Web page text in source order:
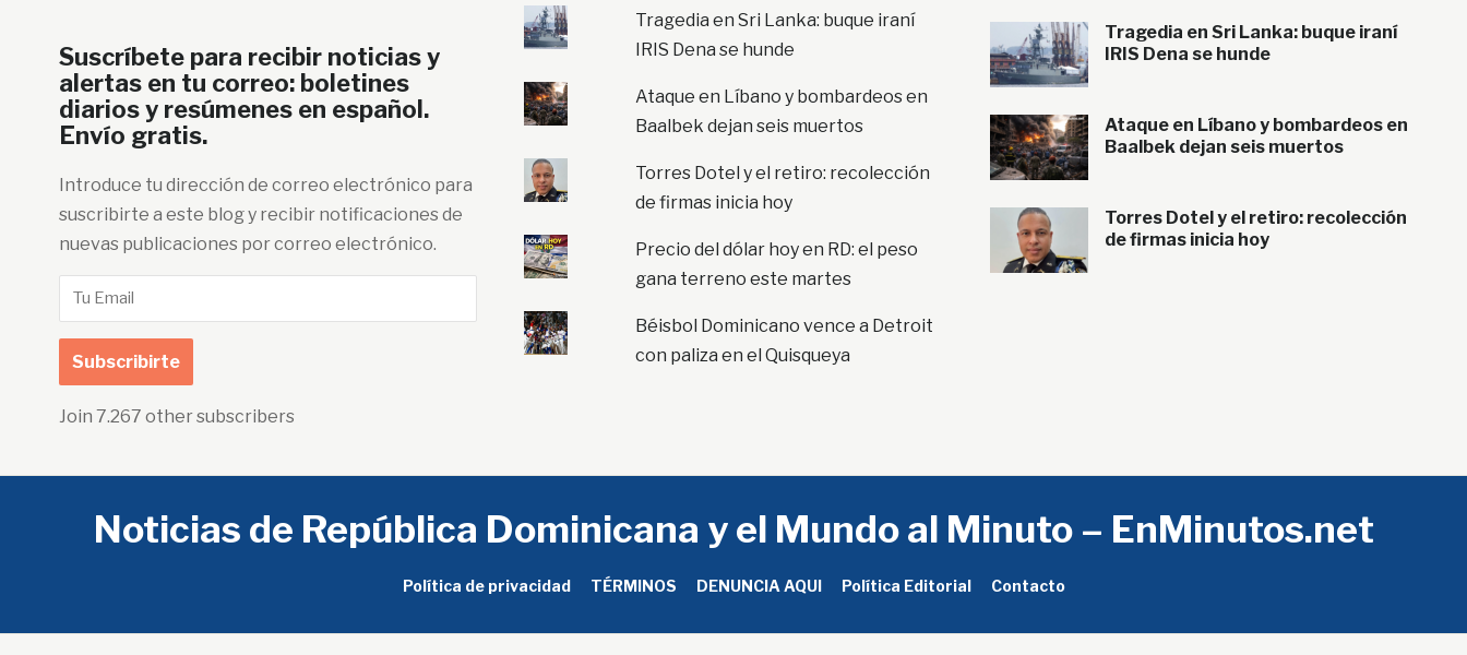
Suscríbete para recibir noticias y
alertas en tu correo: boletines
diarios y resúmenes en español.
Envío gratis.
Introduce tu dirección de correo electrónico para
suscribirte a este blog y recibir notificaciones de
nuevas publicaciones por correo electrónico.
Tu
Email
Subscribirte
Join 7.267 other subscribers
Tragedia en Sri Lanka: buque iraní
IRIS Dena se hunde
Ataque en Líbano y bombardeos en
Baalbek dejan seis muertos
Torres Dotel y el retiro: recolección
de firmas inicia hoy
Precio del dólar hoy en RD: el peso
gana terreno este martes
Béisbol Dominicano vence a Detroit
con paliza en el Quisqueya
Tragedia en Sri Lanka: buque iraní
IRIS Dena se hunde
Ataque en Líbano y bombardeos en
Baalbek dejan seis muertos
Torres Dotel y el retiro: recolección
de firmas inicia hoy
Noticias de República Dominicana y el Mundo al Minuto – EnMinutos.net
Política de privacidad TÉRMINOS DENUNCIA AQUI Política Editorial Contacto